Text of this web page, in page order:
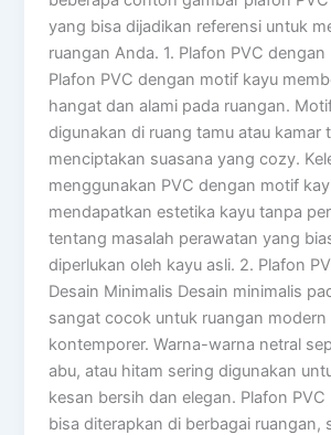
yang bisa dijadikan referensi untuk
ruangan Anda. 1. Plafon PVC
Plafon PVC dengan motif kayu
hangat dan alami pada ruangan.
digunakan di ruang tamu atau kamar
menciptakan suasana yang cozy.
menggunakan PVC dengan motif
mendapatkan estetika kayu tanpa
tentang masalah perawatan yang
diperlukan oleh kayu asli. 2. Plafon
Desain Minimalis Desain minimalis
sangat cocok untuk ruangan modern
kontemporer. Warna-warna netral
abu, atau hitam sering digunakan
kesan bersih dan elegan. Plafon PVC
bisa diterapkan di berbagai ruangan,